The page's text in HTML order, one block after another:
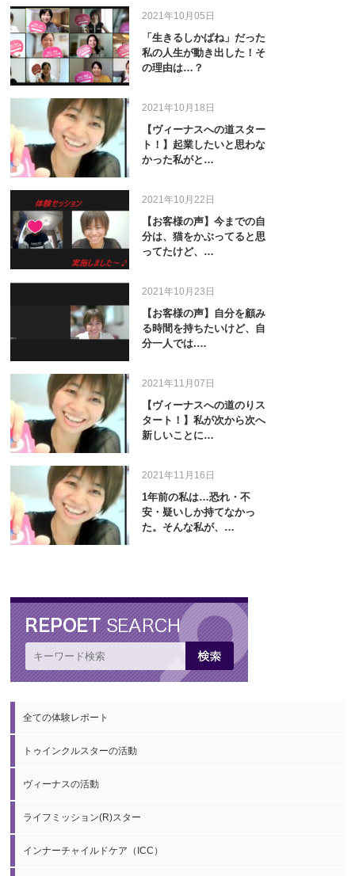
2021年10月05日
「生きるしかばね」だった
私の人生が動き出した！そ
の理由は…？
2021年10月18日
【ヴィーナスへの道スター
ト！】起業したいと思わな
かった私がと…
2021年10月22日
【お客様の声】今までの自
分は、猫をかぶってると思
ってたけど、…
2021年10月23日
【お客様の声】自分を顧み
る時間を持ちたいけど、自
分一人では.…
2021年11月07日
【ヴィーナスへの道のりス
タート！】私が次から次へ
新しいことに…
2021年11月16日
1年前の私は…恐れ・不
安・疑いしか持てなかっ
た。そんな私が、…
全ての体験レポート
トゥインクルスターの活動
ヴィーナスの活動
ライフミッション(R)スター
インナーチャイルドケア（ICC）